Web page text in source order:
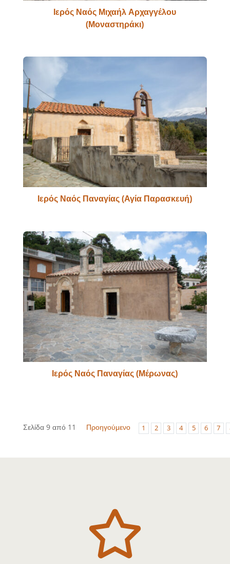
Ιερός Ναός Μιχαήλ Αρχαγγέλου
(Μοναστηράκι)
Ιερός Ναός Παναγίας (Αγία Παρασκευή)
Ιερός Ναός Παναγίας (Μέρωνας)
Σελίδα 9 από 11 Προηγούμενο 1 2 3 4 5 6 7
